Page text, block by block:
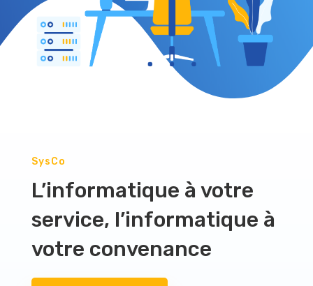
SysCo
L’informatique à votre
service, l’informatique à
votre convenance